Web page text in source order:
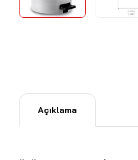
Açıklama